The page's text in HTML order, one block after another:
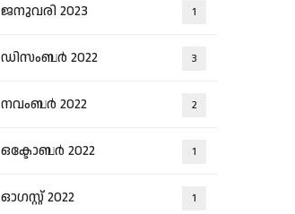
ജനുവരി 2023 1
ഡിസംബർ 2022 3
നവംബർ 2022 2
ഒക്ടോബർ 2022 1
ഓഗസ്റ്റ്‌ 2022 1